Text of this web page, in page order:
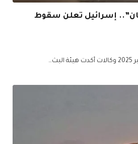
إسرائيل تعلن سقوط